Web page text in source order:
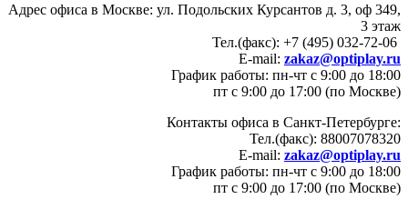
Адрес офиса в Москве: ул. Подольских Курсантов д. 3, оф 349,
3 этаж
Тел.(факс): +7 (495) 032-72-06
E-mail: zakaz@optiplay.ru
График работы: пн-чт с 9:00 до 18:00
пт с 9:00 до 17:00 (по Москве)
Контакты офиса в Санкт-Петербурге:
Тел.(факс): 88007078320
E-mail: zakaz@optiplay.ru
График работы: пн-чт с 9:00 до 18:00
пт с 9:00 до 17:00 (по Москве)